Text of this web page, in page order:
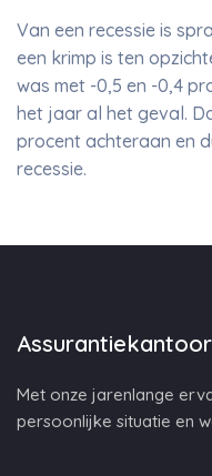
Van een recessie is
een krimp is ten
was met -0,5 en -0,4
het jaar al het geval.
procent achteraan en
recessie.
Met onze jarenlange
persoonlijke situatie en